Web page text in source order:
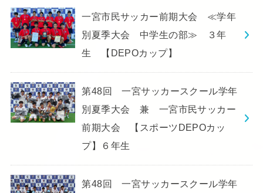
一宮市民サッカー前期大会 ≪学年
別夏季大会 中学生の部≫ ３年
生 【DEPOカップ】
第48回 一宮サッカースクール学年
別夏季大会 兼 一宮市民サッカー
前期大会 【スポーツDEPOカッ
プ】６年生
第48回 一宮サッカースクール学年